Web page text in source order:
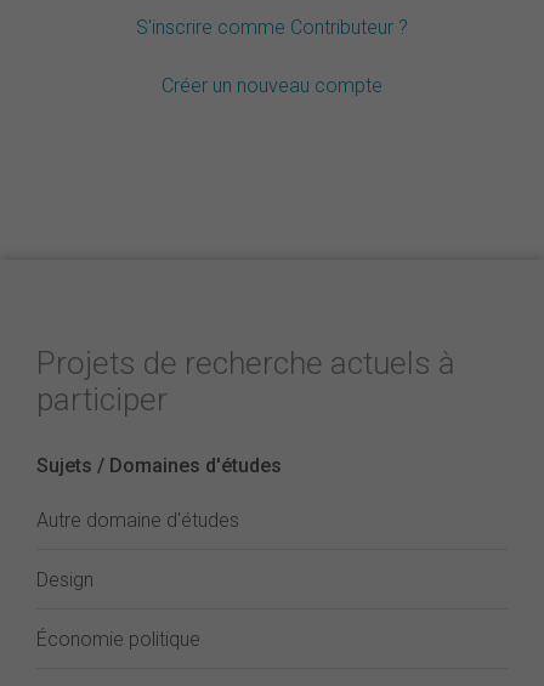
S'inscrire comme Contributeur ?
Créer un nouveau compte
Projets de recherche actuels à
participer
Sujets / Domaines d'études
Autre domaine d'études
Design
Économie politique
Italiano